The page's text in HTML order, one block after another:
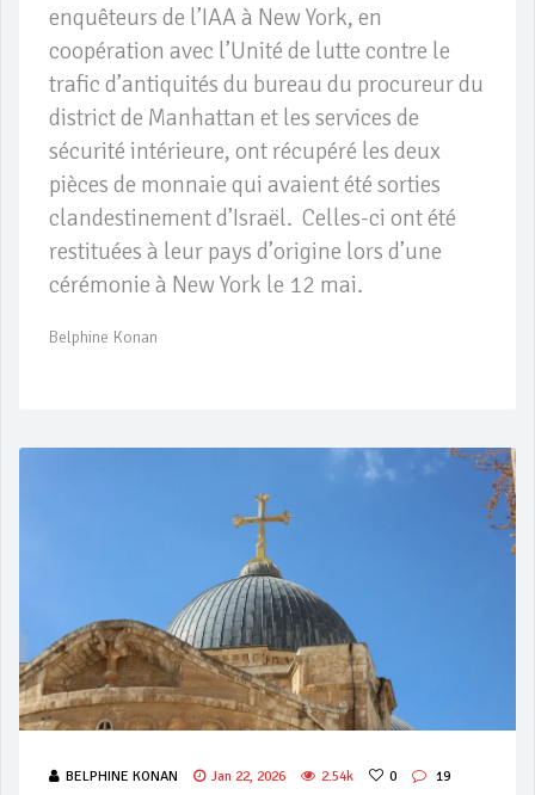
enquêteurs de l’IAA à New York, en
coopération avec l’Unité de lutte contre le
trafic d’antiquités du bureau du procureur du
district de Manhattan et les services de
sécurité intérieure, ont récupéré les deux
pièces de monnaie qui avaient été sorties
clandestinement d’Israël. Celles-ci ont été
restituées à leur pays d’origine lors d’une
cérémonie à New York le 12 mai.
Belphine Konan
BELPHINE KONAN Jan 22, 2026 2.54k 0 19